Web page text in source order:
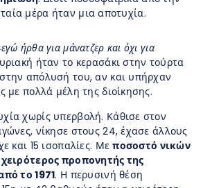
μέρα ήταν μια αποτυχία.
εγώ ήρθα για μάνατζερ και όχι για
ήταν το κερασάκι στην τούρτα
απόλυσή του, αν και υπήρχαν
με πολλά μέλη της διοίκησης.
χωρίς υπερβολή. Κάθισε στον
νίκησε στους 24, έχασε άλλους
και 15 ισοπαλίες. Μεποσοστό νικών
χειρότερος προπονητής της
το 1971. Η περυσινή θέση